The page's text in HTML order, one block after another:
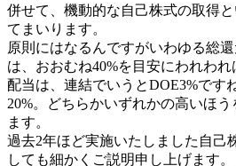
併せて、機動的な自己株式の取得
てまいります。
原則にはなるんですがいわゆる総
は、おおむね40%を目安にわれわれ
配当は、連結でいうとDOE3%です
20%。どちらかいずれかの高いほ
ます。
過去2年ほど実施いたしました自己
しても細かくご説明申し上げます。